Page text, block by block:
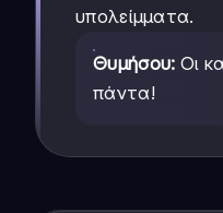
υπολείμματα.
Θυμήσου: Οι
πάντα!